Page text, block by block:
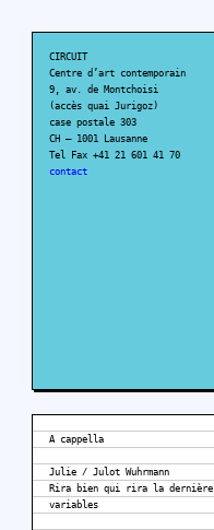
CIRCUIT
Centre d’art contemporain
9, av. de Montchoisi
(accès quai Jurigoz)
case postale 303
CH – 1001 Lausanne
Tel Fax +41 21 601 41 70
contact
A cappella
Julie / Julot Wuhrmann
Rira bien qui rira la dernière,
variables